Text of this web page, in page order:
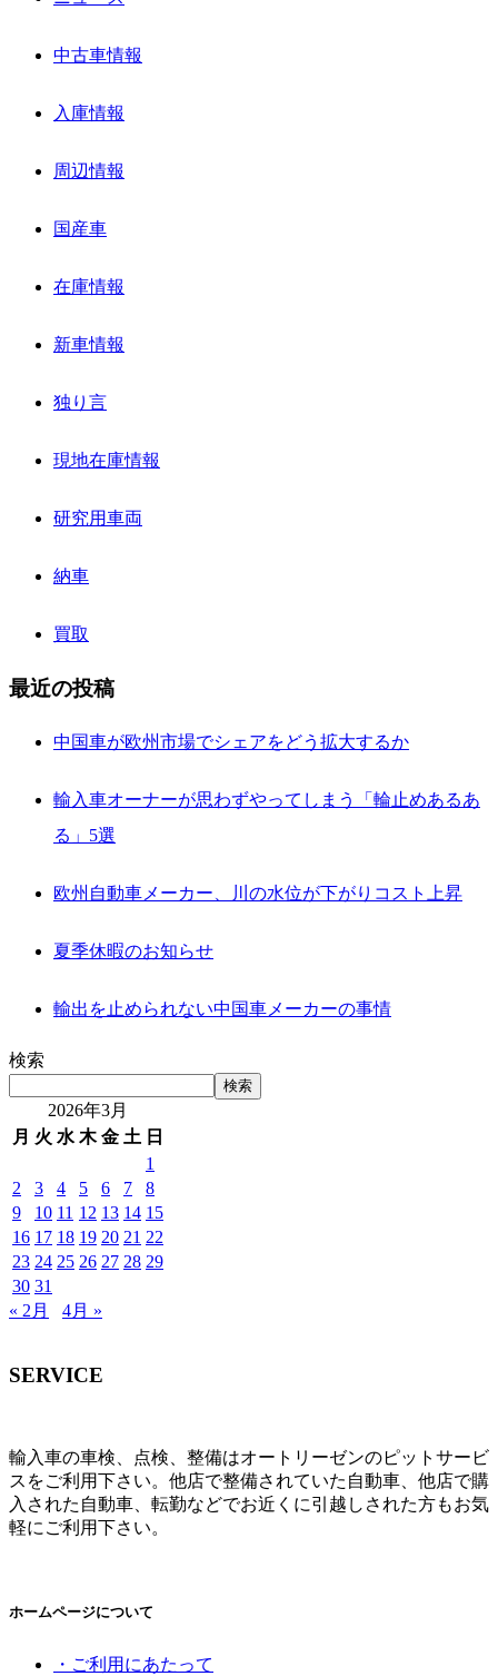
中古車情報
入庫情報
周辺情報
国産車
在庫情報
新車情報
独り言
現地在庫情報
研究用車両
納車
買取
最近の投稿
中国車が欧州市場でシェアをどう拡大するか
輸入車オーナーが思わずやってしまう「輪止めあるあ
る」5選
欧州自動車メーカー、川の水位が下がりコスト上昇
夏季休暇のお知らせ
輸出を止められない中国車メーカーの事情
検索
検索
2026年3月
月 火 水 木 金 土 日
1
2
3 4 5 6 7
8
9
10 11 12 13 14 15
16 17 18 19 20 21 22
23 24 25 26 27 28 29
30 31
« 2月
4月 »
SERVICE
輸入車の車検、点検、整備はオートリーゼンのピットサービ
スをご利用下さい。他店で整備されていた自動車、他店で購
入された自動車、転勤などでお近くに引越しされた方もお気
軽にご利用下さい。
ホームページについて
・ご利用にあたって